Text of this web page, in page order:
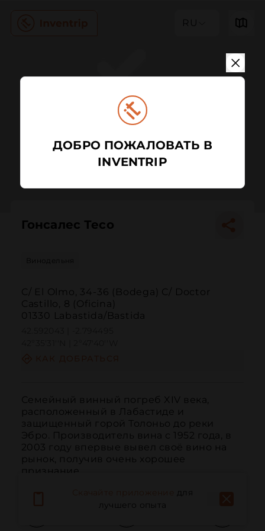
RU
Гонсалес Тесо
Винодельня
C/ El Olmo, 34-36 (Bodega) C/ Doctor
Castillo, 8 (Oficina)
01330 Labastida/Bastida
Семейный винный погреб XIV века,
расположенный в Лабастиде и
защищенный горой Толоньо до реки
Эбро. Производитель вина с 1952 года, в
2003 году впервые вывел своё вино на
рынок, получив очень хорошее
признание.
для
лучшего опыта
ДОБРО ПОЖАЛОВАТЬ В
INVENTRIP